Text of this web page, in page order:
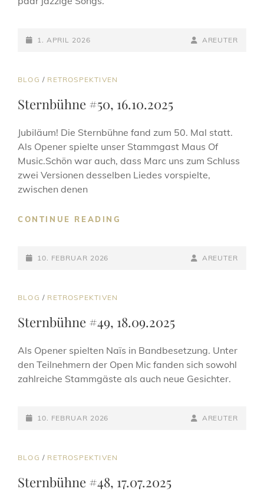
POSTED-
1. APRIL 2026
BY
BYLINE
AREUTER
CAT
BLOG / RETROSPEKTIVEN
Sternbühne #50, 16.10.2025
Jubiläum! Die Sternbühne fand zum 50. Mal statt.
Als Opener spielte unser Stammgast Maus Of
Music.Schön war auch, dass Marc uns zum Schluss
zwei Versionen desselben Liedes vorspielte,
zwischen denen
CONTINUE READING
POSTED-
10. FEBRUAR 2026
BY
BYLINE
AREUTER
CAT
BLOG / RETROSPEKTIVEN
Sternbühne #49, 18.09.2025
Als Opener spielten Naïs in Bandbesetzung. Unter
den Teilnehmern der Open Mic fanden sich sowohl
zahlreiche Stammgäste als auch neue Gesichter.
POSTED-
10. FEBRUAR 2026
BY
BYLINE
AREUTER
CAT
BLOG / RETROSPEKTIVEN
Sternbühne #48, 17.07.2025